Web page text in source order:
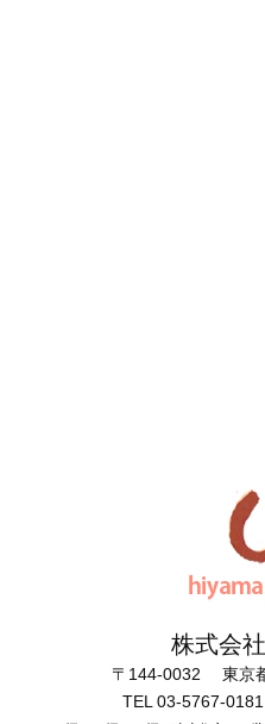
株式会
〒144-0032 東京
TEL 03-5767-